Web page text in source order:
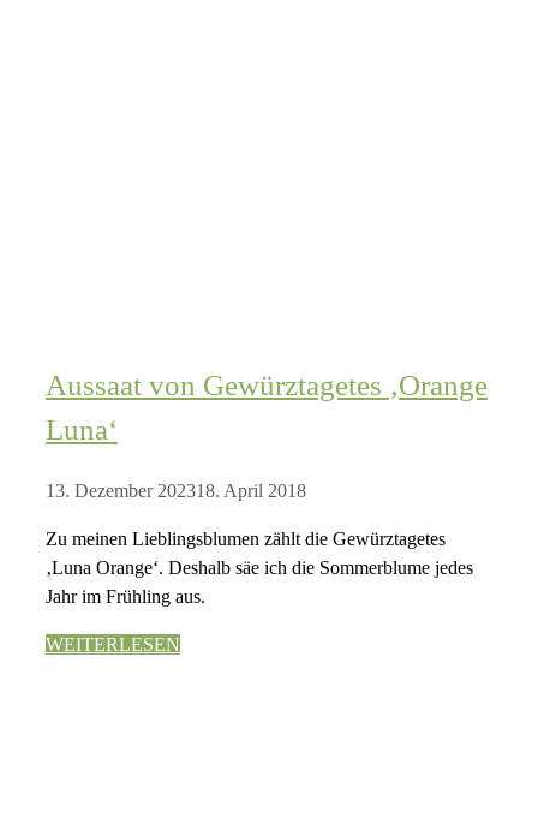
Aussaat von Gewürztagetes ‚Orange
Luna‘
13. Dezember 202318. April 2018
Zu meinen Lieblingsblumen zählt die Gewürztagetes
‚Luna Orange‘. Deshalb säe ich die Sommerblume jedes
Jahr im Frühling aus.
WEITERLESEN